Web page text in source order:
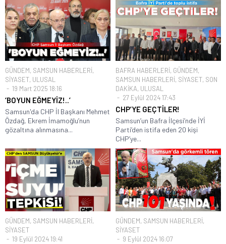
GÜNDEM, SAMSUN HABERLERİ,
SİYASET, ULUSAL
19 Mart 2025 18:16
‘BOYUN EĞMEYİZ!..’
Samsun'da CHP İl Başkanı Mehmet
Özdağ, Ekrem İmamoğlu’nun
gözaltına alınmasına...
BAFRA HABERLERİ, GÜNDEM,
SAMSUN HABERLERİ, SİYASET, SON
DAKİKA, ULUSAL
27 Eylül 2024 17:43
CHP’YE GEÇTİLER!
Samsun’un Bafra İlçesi’nde İYİ
Parti’den istifa eden 20 kişi
CHP’ye...
GÜNDEM, SAMSUN HABERLERİ,
SİYASET
19 Eylül 2024 19:41
GÜNDEM, SAMSUN HABERLERİ,
SİYASET
9 Eylül 2024 16:07